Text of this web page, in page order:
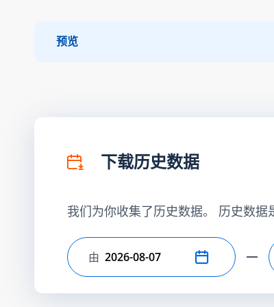
预览
下载历史数据
我们为你收集了历史数据。 历史数
选择开始日期
由